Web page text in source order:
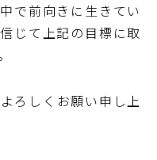
で前向きに生きてい
じて上記の目標に取
ろしくお願い申し上